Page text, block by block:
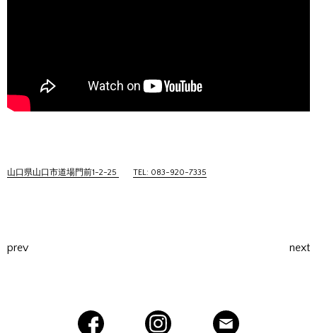
山口県山口市道場門前1-2-25 TEL: 083-920-7335
prev next